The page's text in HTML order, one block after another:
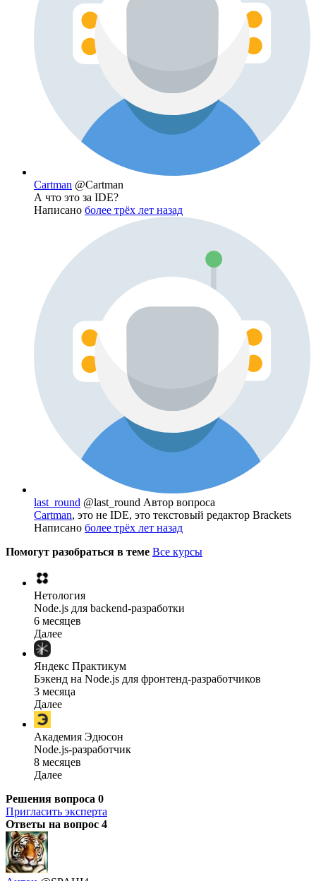
Cartman @Cartman
А что это за IDE?
Написано более трёх лет назад
last_round @last_round Автор вопроса
Cartman, это не IDE, это текстовый редактор Brackets
Написано более трёх лет назад
Помогут разобраться в теме Все курсы
Нетология
Node.js для backend-разработки
6 месяцев
Далее
Яндекс Практикум
Бэкенд на Node.js для фронтенд-разработчиков
3 месяца
Далее
Академия Эдюсон
Node.js-разработчик
8 месяцев
Далее
Решения вопроса 0
Пригласить эксперта
Ответы на вопрос 4